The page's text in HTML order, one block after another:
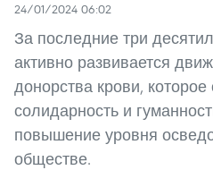
24/01/2024 06:02
За последние три
активно развивается
донорства крови,
солидарность и
повышение уровня
обществе.